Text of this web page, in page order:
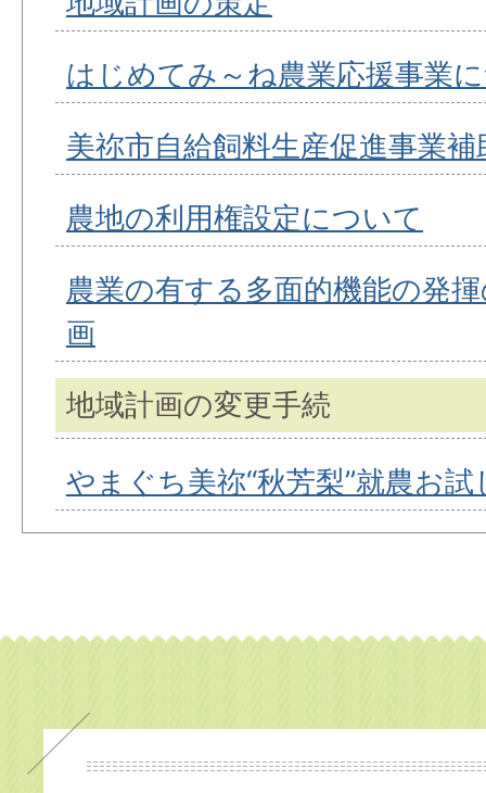
はじめてみ～ね農業応援事業
美祢市自給飼料生産促進事業補
農地の利用権設定について
農業の有する多面的機能の発
画
地域計画の変更手続
やまぐち美祢“秋芳梨”就農お